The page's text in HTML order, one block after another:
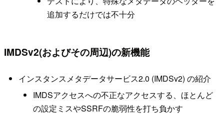
追加するだけでは不十分
IMDSv2(およびその周辺)の新機能
インスタンスメタデータサービス2.0 (IMDSv2) の紹介
IMDSアクセスへの不正なアクセスする、ほとんど
の設定ミスやSSRFの脆弱性を打ち負かす